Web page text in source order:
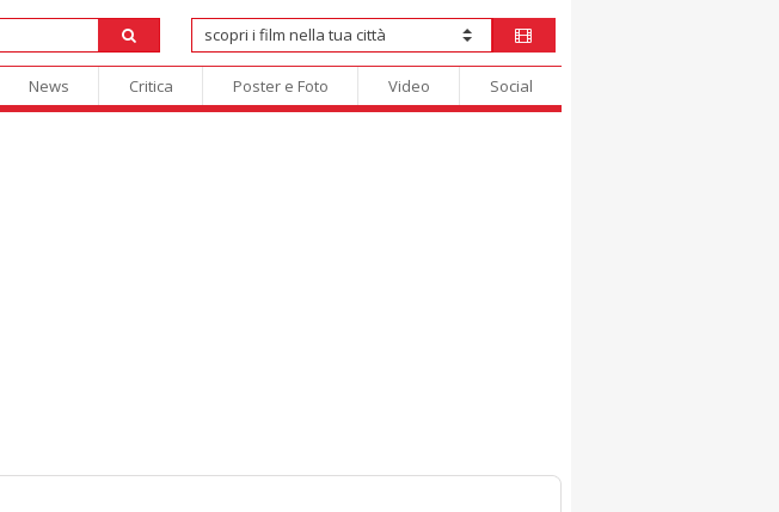
News Critica Poster e Foto Video Social